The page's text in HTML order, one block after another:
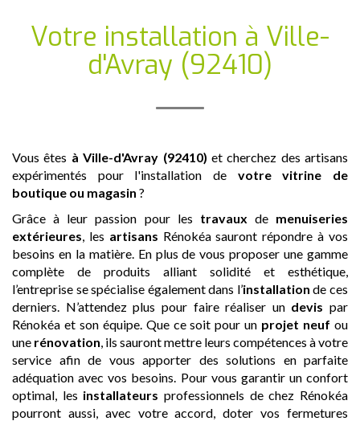
Votre installation à Ville-
d'Avray (92410)
Vous êtes à Ville-d'Avray (92410) et cherchez des artisans
expérimentés pour l'installation de votre vitrine de
boutique ou magasin ?
Grâce à leur passion pour les travaux de menuiseries
extérieures , les artisans Rénokéa sauront répondre à vos
besoins en la matière. En plus de vous proposer une gamme
complète de produits alliant solidité et esthétique,
l’entreprise se spécialise également dans l’installation de ces
derniers. N’attendez plus pour faire réaliser un devis par
Rénokéa et son équipe. Que ce soit pour un projet neuf ou
une rénovation , ils sauront mettre leurs compétences à votre
service afin de vous apporter des solutions en parfaite
adéquation avec vos besoins. Pour vous garantir un confort
optimal, les installateurs professionnels de chez Rénokéa
pourront aussi, avec votre accord, doter vos fermetures